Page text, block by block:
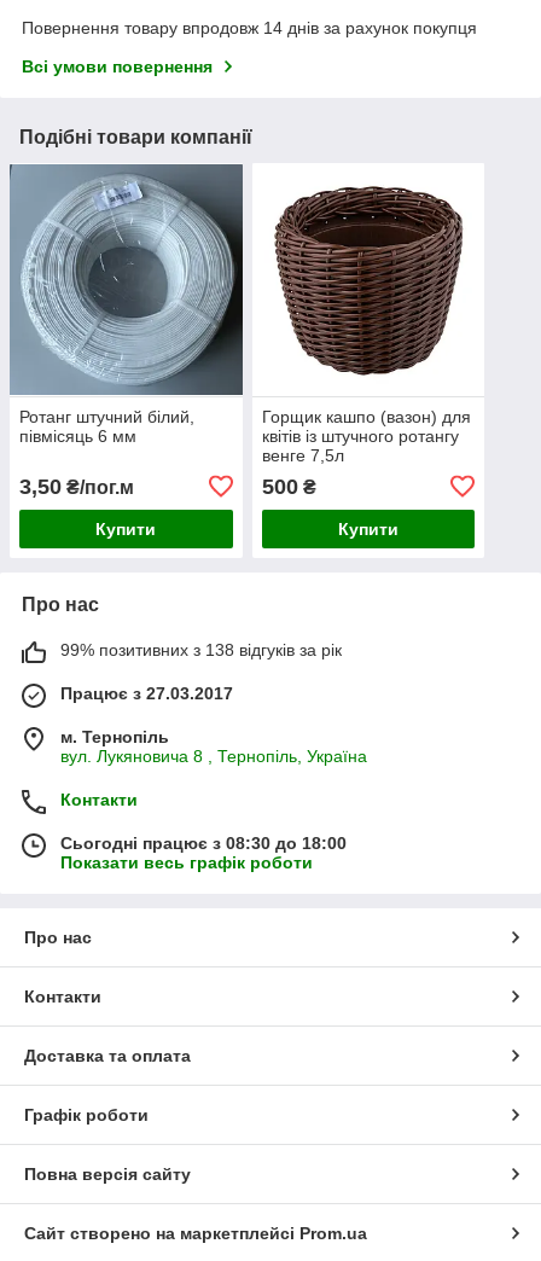
Повернення товару впродовж 14 днів за рахунок покупця
Всі умови повернення
Подібні товари компанії
Ротанг штучний білий,
півмісяць 6 мм
3,50 ₴/пог.м
Купити
Горщик кашпо (вазон) для
квітів із штучного ротангу
венге 7,5л
500₴
Купити
Про нас
99% позитивних з 138 відгуків за рік
Працює з 27.03.2017
м. Тернопіль
вул. Лукяновича 8 , Тернопіль, Україна
Контакти
Сьогодні працює з 08:30 до 18:00
Показати весь графік роботи
Про нас
Контакти
Доставка та оплата
Графік роботи
Повна версія сайту
Сайт створено на маркетплейсі Prom.ua